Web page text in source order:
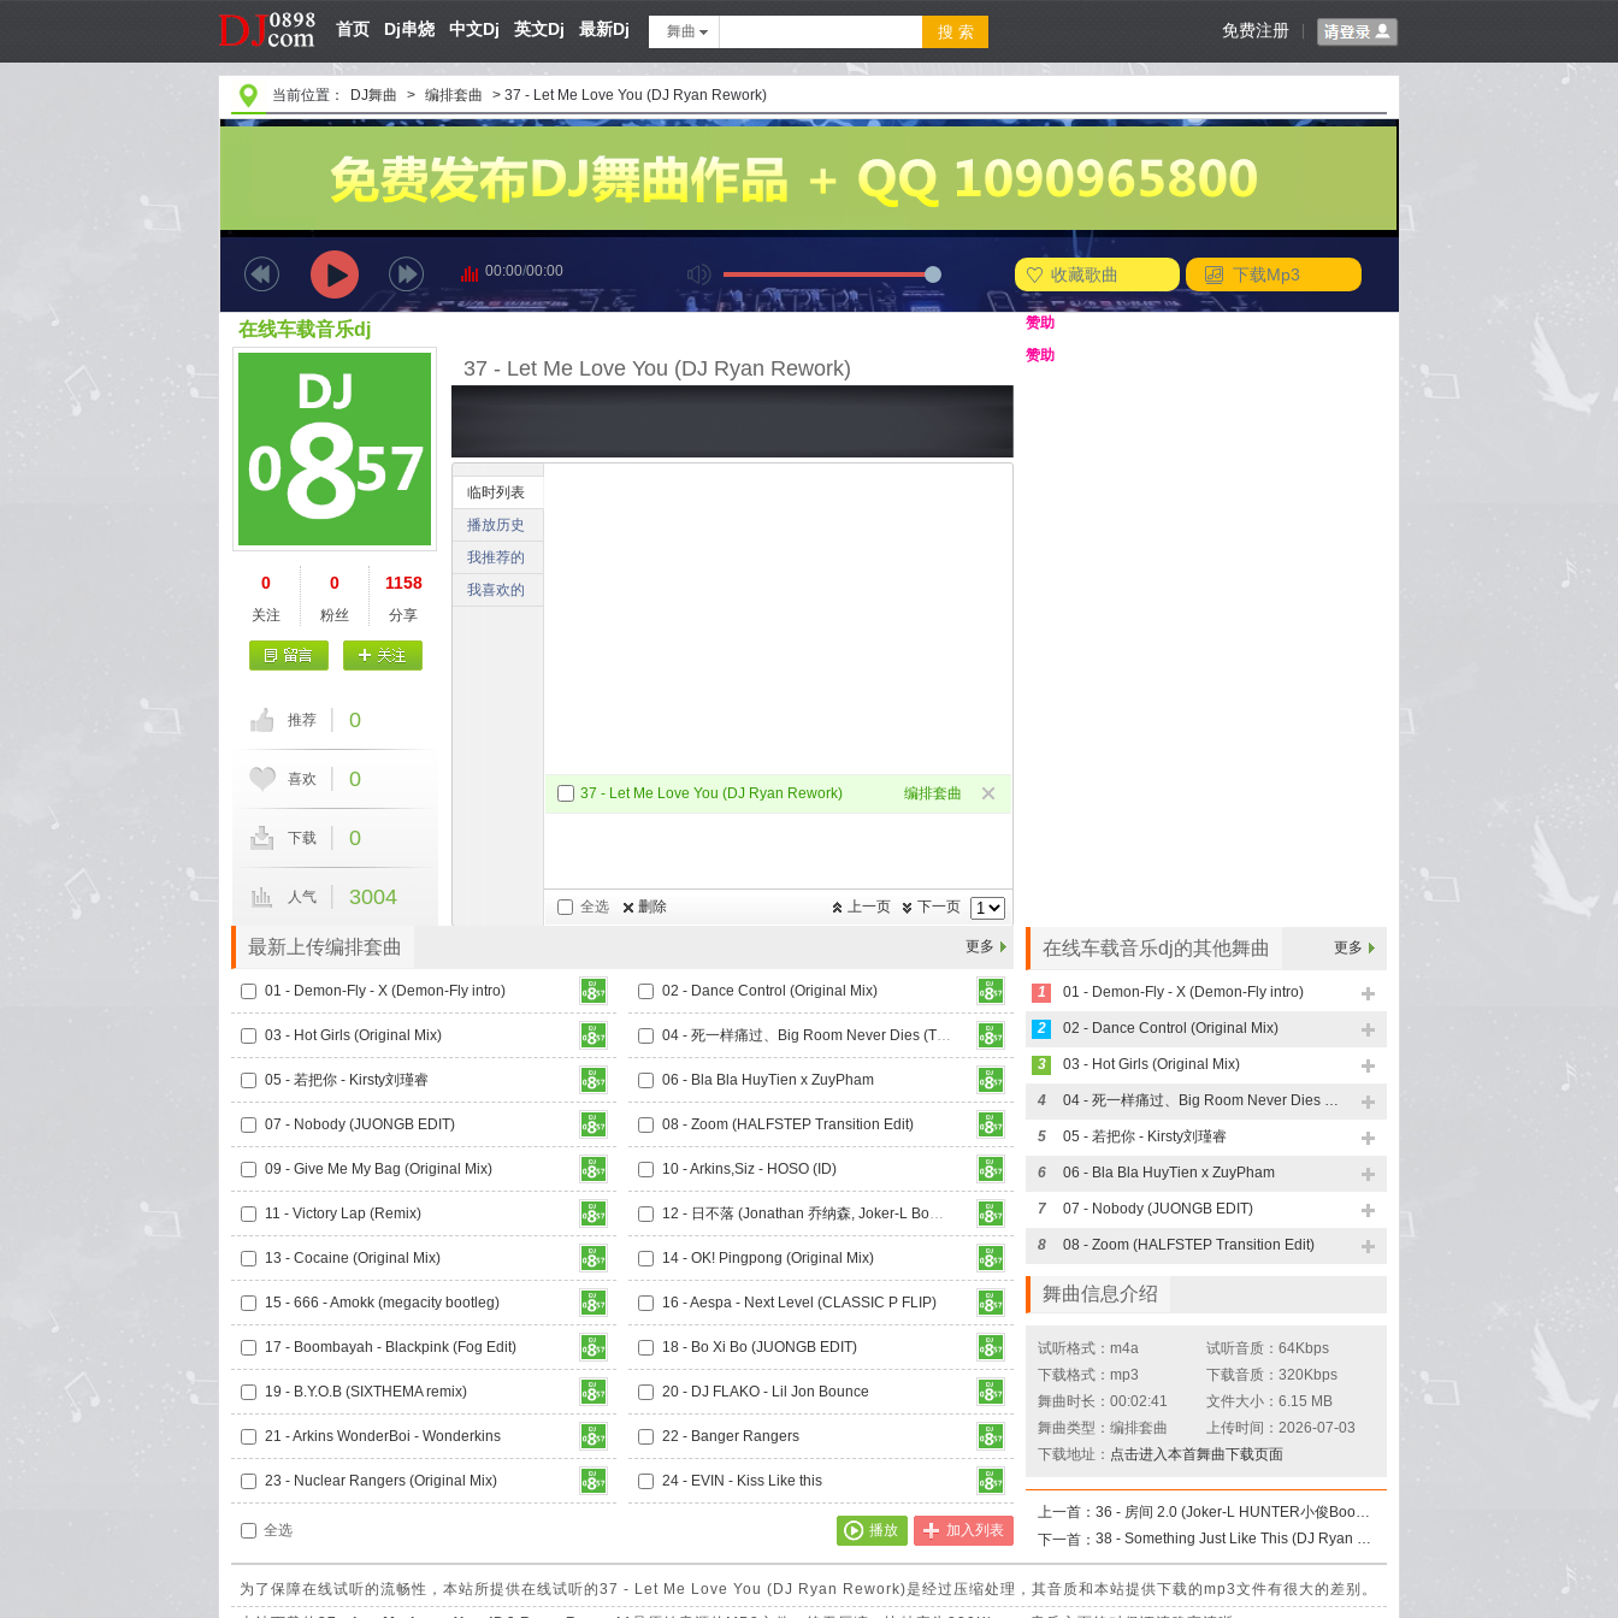
首页 Dj串烧 中文Dj 英文Dj 最新Dj 舞曲 免费注册
当前位置： DJ舞曲 > 编排套曲 > 37 - Let Me Love You (DJ Ryan Rework)
下载Mp3
收藏歌曲
00:00/00:00
37 - Let Me Love You (DJ Ryan Rework)
临时列表
播放历史
我推荐的
我喜欢的
37 - Let Me Love You (DJ Ryan Rework) 编排套曲
全选 删除 下一页
上一页
在线车载音乐dj
0
关注
0
粉丝
1158
分享
推荐 0
喜欢 0
下载 0
人气 3004
赞助
赞助
最新上传编排套曲 更多
01 - Demon-Fly - X (Demon-Fly intro) 02 - Dance Control (Original Mix)
03 - Hot Girls (Original Mix) 04 - 死一样痛过、Big Room Never Dies (TG Bounce Mix)
05 - 若把你 - Kirsty刘瑾睿 06 - Bla Bla HuyTien x ZuyPham
07 - Nobody (JUONGB EDIT) 08 - Zoom (HALFSTEP Transition Edit)
09 - Give Me My Bag (Original Mix) 10 - Arkins,Siz - HOSO (ID)
11 - Victory Lap (Remix) 12 - 日不落 (Jonathan 乔纳森, Joker-L Bootleg Mix)
13 - Cocaine (Original Mix) 14 - OK! Pingpong (Original Mix)
15 - 666 - Amokk (megacity bootleg) 16 - Aespa - Next Level (CLASSIC P FLIP)
17 - Boombayah - Blackpink (Fog Edit) 18 - Bo Xi Bo (JUONGB EDIT)
19 - B.Y.O.B (SIXTHEMA remix) 20 - DJ FLAKO - Lil Jon Bounce
21 - Arkins WonderBoi - Wonderkins 22 - Banger Rangers
23 - Nuclear Rangers (Original Mix) 24 - EVIN - Kiss Like this
全选 加入列表
播放
在线车载音乐dj的其他舞曲 更多
1 01 - Demon-Fly - X (Demon-Fly intro)
2 02 - Dance Control (Original Mix)
3 03 - Hot Girls (Original Mix)
4 04 - 死一样痛过、Big Room Never Dies (TG Bounce Mix)
5 05 - 若把你 - Kirsty刘瑾睿
6 06 - Bla Bla HuyTien x ZuyPham
7 07 - Nobody (JUONGB EDIT)
8 08 - Zoom (HALFSTEP Transition Edit)
舞曲信息介绍
试听格式：m4a
试听音质：64Kbps
下载格式：mp3
下载音质：320Kbps
舞曲时长：00:02:41
文件大小：6.15 MB
舞曲类型：编排套曲
上传时间：2026-07-03
下载地址： 点击进入本首舞曲下载页面
上一首：
36 - 房间 2.0 (Joker-L HUNTER小俊Bootleg)
下一首：
38 - Something Just Like This (DJ Ryan Rework)
为了保障在线试听的流畅性，本站所提供在线试听的37 - Let Me Love You (DJ Ryan Rework)是经过压缩处理，其音质和本站提供下载的mp3文件有很大的差别。